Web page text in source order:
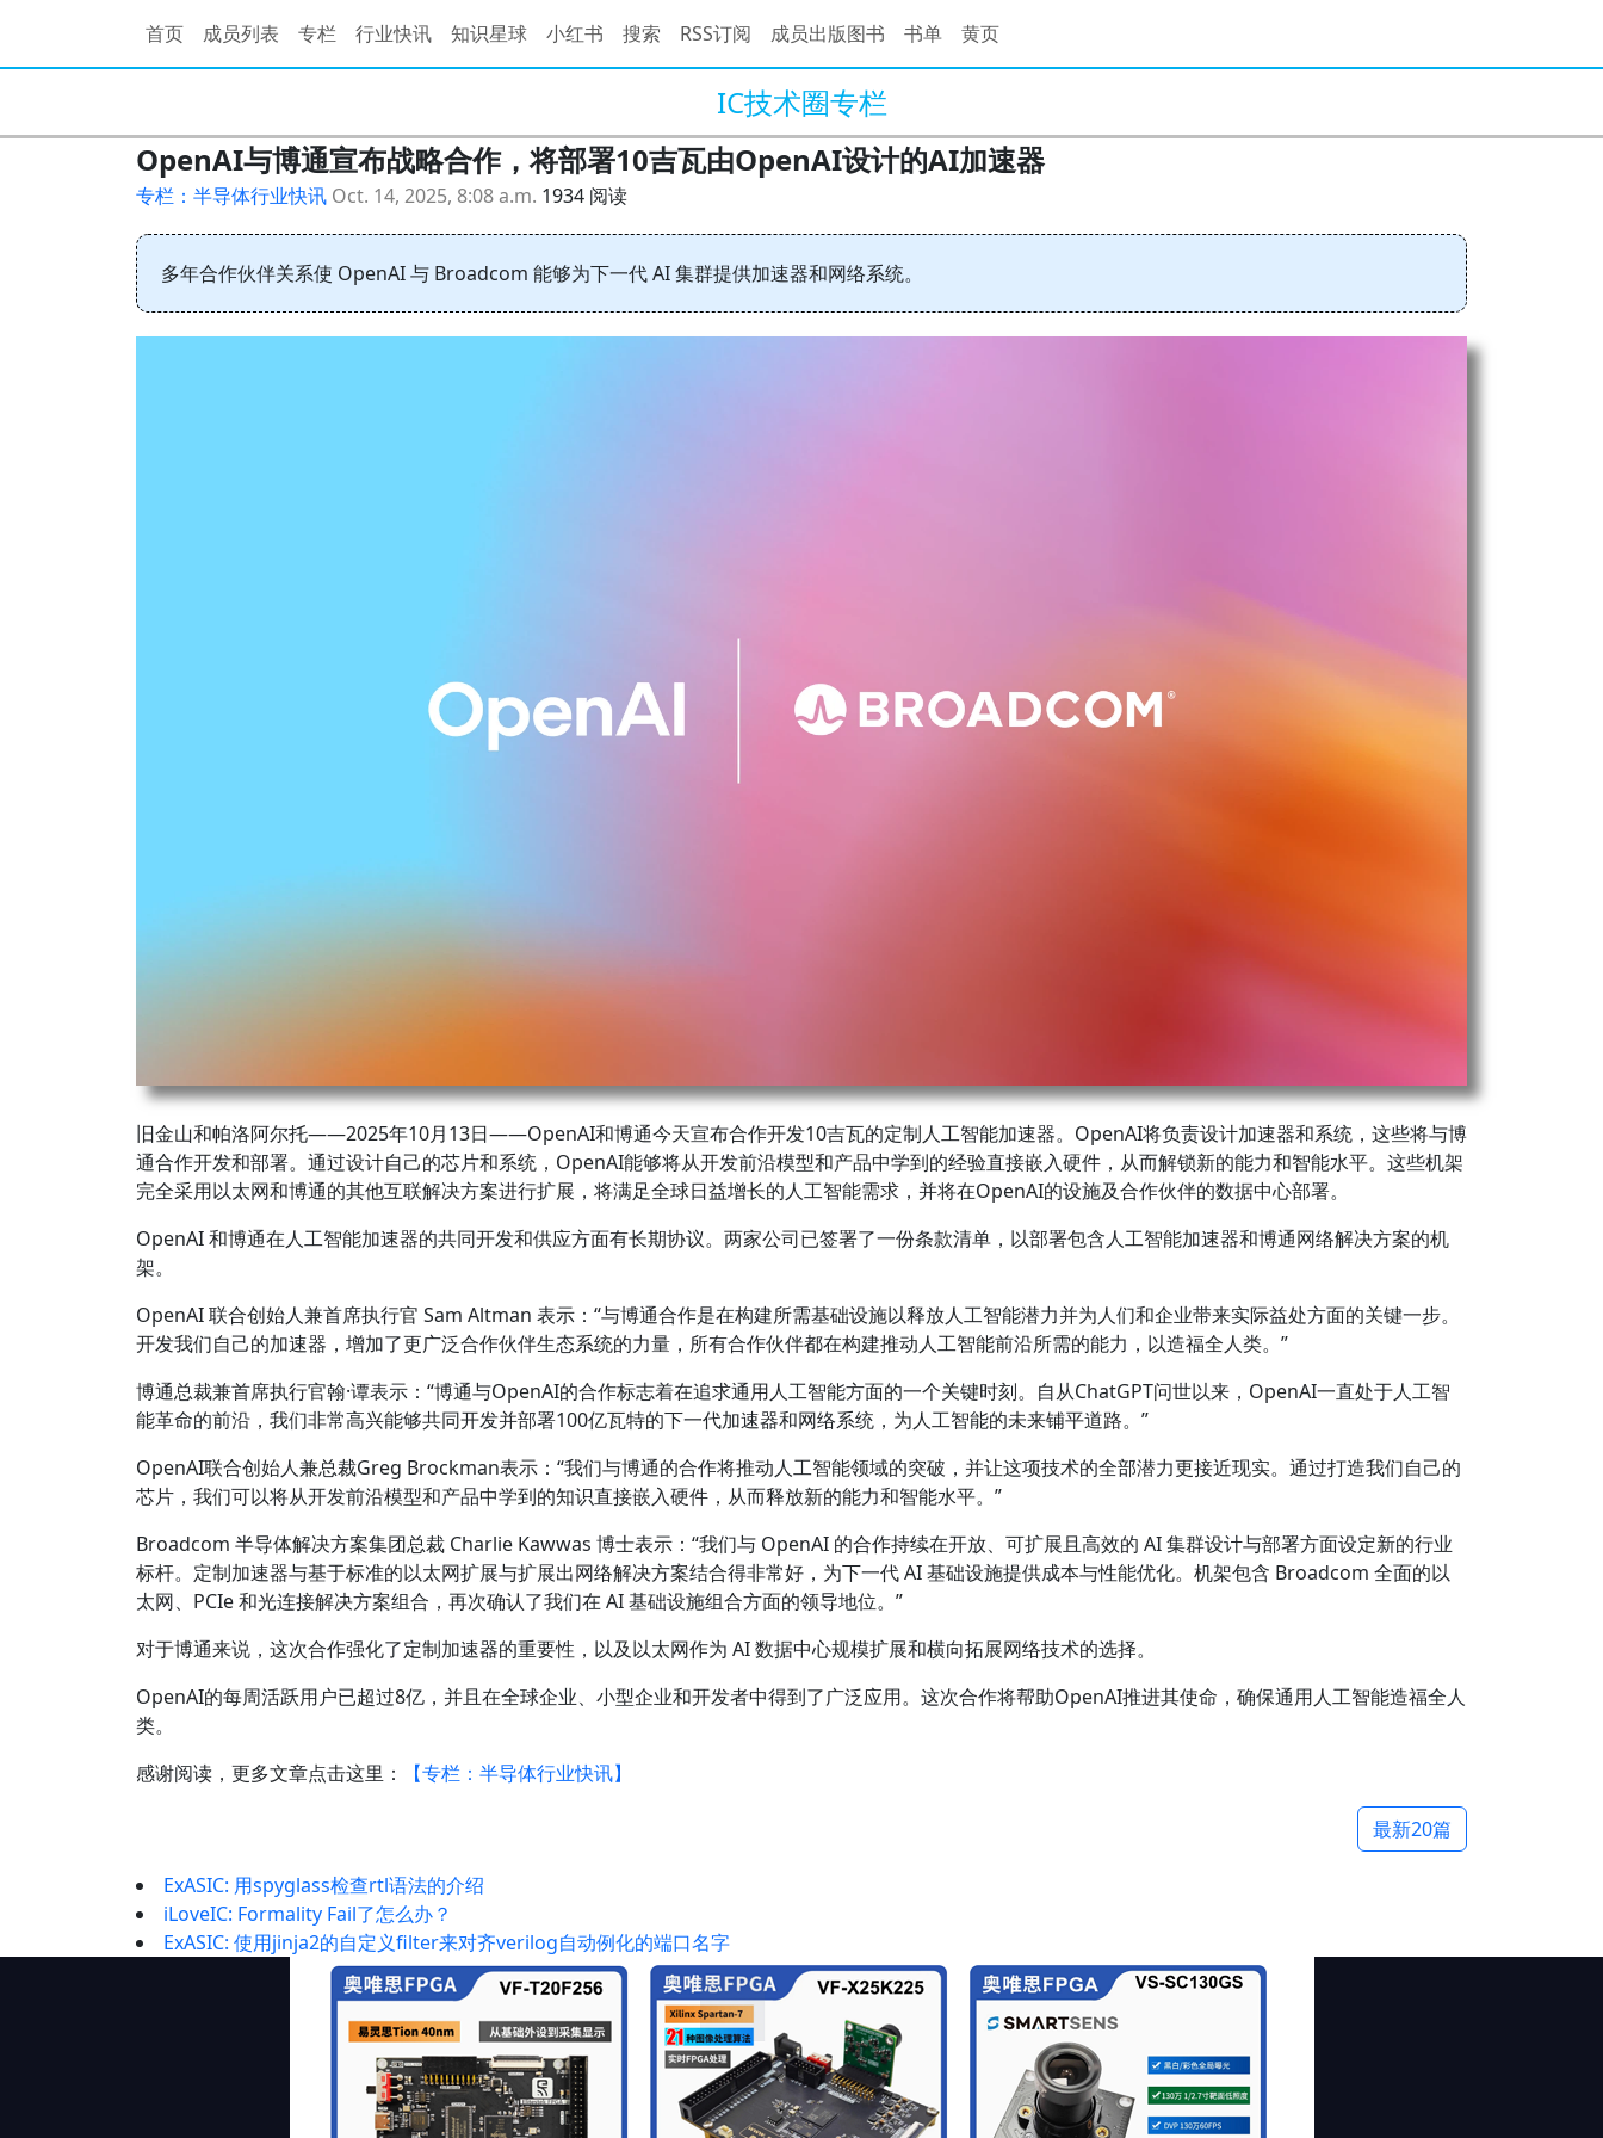
首页 成员列表 专栏 行业快讯 知识星球 小红书 搜索 RSS订阅 成员出版图书 书单 黄页
IC技术圈专栏
OpenAI与博通宣布战略合作，将部署10吉瓦由OpenAI设计的AI加速器
专栏：半导体行业快讯 Oct. 14, 2025, 8:08 a.m. 1934 阅读
多年合作伙伴关系使 OpenAI 与 Broadcom 能够为下一代 AI 集群提供加速器和网络系统。
旧金山和帕洛阿尔托——2025年10月13日——OpenAI和博通今天宣布合作开发10吉瓦的定制人工智能加速器。OpenAI将负责设计加速器和系统，这些将与博
通合作开发和部署。通过设计自己的芯片和系统，OpenAI能够将从开发前沿模型和产品中学到的经验直接嵌入硬件，从而解锁新的能力和智能水平。这些机架
完全采用以太网和博通的其他互联解决方案进行扩展，将满足全球日益增长的人工智能需求，并将在OpenAI的设施及合作伙伴的数据中心部署。
OpenAI 和博通在人工智能加速器的共同开发和供应方面有长期协议。两家公司已签署了一份条款清单，以部署包含人工智能加速器和博通网络解决方案的机
架。
OpenAI 联合创始人兼首席执行官 Sam Altman 表示：“与博通合作是在构建所需基础设施以释放人工智能潜力并为人们和企业带来实际益处方面的关键一步。
开发我们自己的加速器，增加了更广泛合作伙伴生态系统的力量，所有合作伙伴都在构建推动人工智能前沿所需的能力，以造福全人类。”
博通总裁兼首席执行官翰·谭表示：“博通与OpenAI的合作标志着在追求通用人工智能方面的一个关键时刻。自从ChatGPT问世以来，OpenAI一直处于人工智
能革命的前沿，我们非常高兴能够共同开发并部署100亿瓦特的下一代加速器和网络系统，为人工智能的未来铺平道路。”
OpenAI联合创始人兼总裁Greg Brockman表示：“我们与博通的合作将推动人工智能领域的突破，并让这项技术的全部潜力更接近现实。通过打造我们自己的
芯片，我们可以将从开发前沿模型和产品中学到的知识直接嵌入硬件，从而释放新的能力和智能水平。”
Broadcom 半导体解决方案集团总裁 Charlie Kawwas 博士表示：“我们与 OpenAI 的合作持续在开放、可扩展且高效的 AI 集群设计与部署方面设定新的行业
标杆。定制加速器与基于标准的以太网扩展与扩展出网络解决方案结合得非常好，为下一代 AI 基础设施提供成本与性能优化。机架包含 Broadcom 全面的以
太网、PCIe 和光连接解决方案组合，再次确认了我们在 AI 基础设施组合方面的领导地位。”
对于博通来说，这次合作强化了定制加速器的重要性，以及以太网作为 AI 数据中心规模扩展和横向拓展网络技术的选择。
OpenAI的每周活跃用户已超过8亿，并且在全球企业、小型企业和开发者中得到了广泛应用。这次合作将帮助OpenAI推进其使命，确保通用人工智能造福全人
类。
感谢阅读，更多文章点击这里：
【专栏：半导体行业快讯】
最新20篇
ExASIC: 用spyglass检查rtl语法的介绍
iLoveIC: Formality Fail了怎么办？
ExASIC: 使用jinja2的自定义filter来对齐verilog自动例化的端口名字